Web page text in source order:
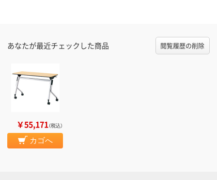
あなたが最近チェックした商品 閲覧履歴の削除
￥55,171（税込）
カゴへ